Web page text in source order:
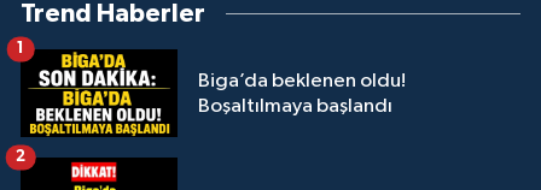
Trend Haberler
Biga’da beklenen oldu!
Boşaltılmaya başlandı
1
2